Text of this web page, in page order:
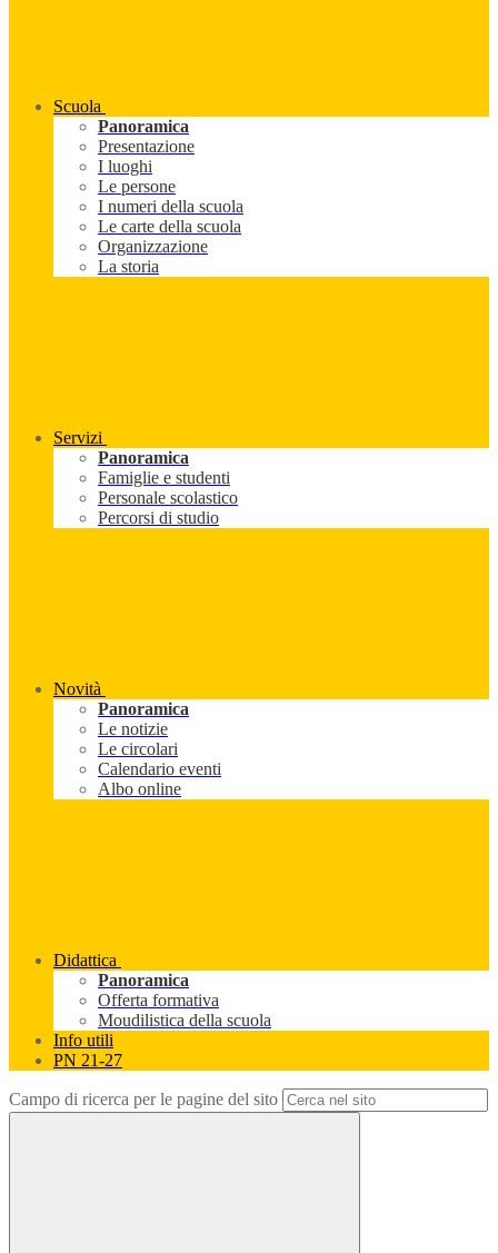
Scuola
Panoramica
Presentazione
I luoghi
Le persone
I numeri della scuola
Le carte della scuola
Organizzazione
La storia
Servizi
Panoramica
Famiglie e studenti
Personale scolastico
Percorsi di studio
Novità
Panoramica
Le notizie
Le circolari
Calendario eventi
Albo online
Didattica
Panoramica
Offerta formativa
Moudilistica della scuola
Info utili
PN 21-27
Campo di ricerca per le pagine del sito